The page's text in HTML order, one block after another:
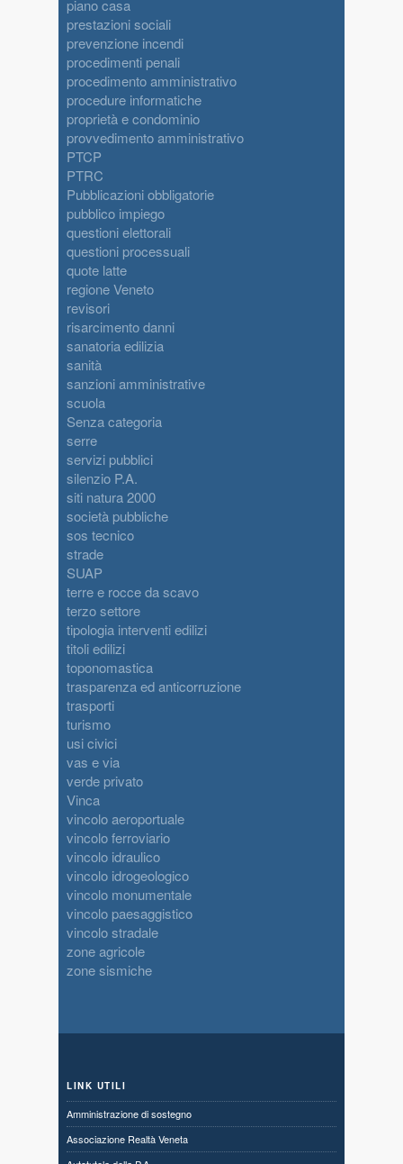
piano casa
prestazioni sociali
prevenzione incendi
procedimenti penali
procedimento amministrativo
procedure informatiche
proprietà e condominio
provvedimento amministrativo
PTCP
PTRC
Pubblicazioni obbligatorie
pubblico impiego
questioni elettorali
questioni processuali
quote latte
regione Veneto
revisori
risarcimento danni
sanatoria edilizia
sanità
sanzioni amministrative
scuola
Senza categoria
serre
servizi pubblici
silenzio P.A.
siti natura 2000
società pubbliche
sos tecnico
strade
SUAP
terre e rocce da scavo
terzo settore
tipologia interventi edilizi
titoli edilizi
toponomastica
trasparenza ed anticorruzione
trasporti
turismo
usi civici
vas e via
verde privato
Vinca
vincolo aeroportuale
vincolo ferroviario
vincolo idraulico
vincolo idrogeologico
vincolo monumentale
vincolo paesaggistico
vincolo stradale
zone agricole
zone sismiche
LINK UTILI
Amministrazione di sostegno
Associazione Realtà Veneta